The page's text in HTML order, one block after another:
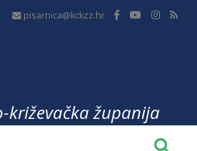
pisarnica@kckzz.hr
križevačka županija